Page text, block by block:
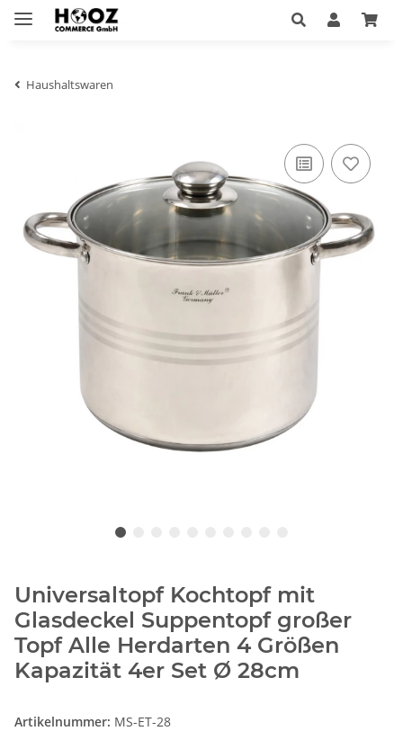
Haushaltswaren
Universaltopf Kochtopf mit
Glasdeckel Suppentopf großer
Topf Alle Herdarten 4 Größen
Kapazität 4er Set Ø 28cm
Artikelnummer: MS-ET-28